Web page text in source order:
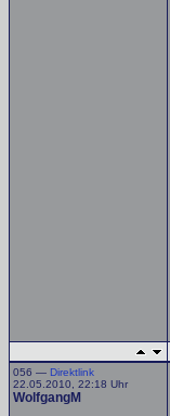
056 — Direktlink
22.05.2010, 22:18 Uhr
WolfgangM